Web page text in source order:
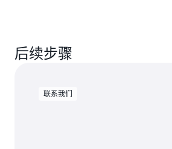
后续步骤
联系我们